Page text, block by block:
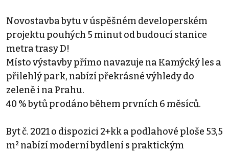
Novostavba bytu v úspěšném developerském
projektu pouhých 5 minut od budoucí stanice
metra trasy D!
Místo výstavby přímo navazuje na Kamýcký les a
přilehlý park, nabízí překrásné výhledy do
zeleně i na Prahu.
40 % bytů prodáno během prvních 6 měsíců.
Byt č. 2021 o dispozici 2+kk a podlahové ploše 53,5
m² nabízí moderní bydlení s praktickým